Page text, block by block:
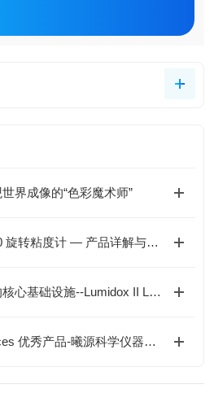
界成像的“色彩魔术师”
Anton Paar ViscoQC 300 旋转粘度计 — 产品详解与选型指南
高通量光化学（HTE）的核心基础设施--Lumidox II LED阵列
Analytical Sales & Services 优秀产品-曦源科学仪器（上海）有限公司